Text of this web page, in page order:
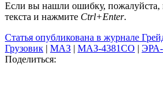
Если вы нашли ошибку, пожалуйста,
текста и нажмите Ctrl+Enter.
Статья опубликована в журнале
Грузовик | МАЗ | МАЗ-4381СO |
Поделиться: